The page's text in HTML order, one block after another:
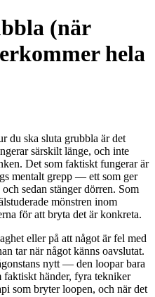
(när
hela
du ska sluta grubbla är det
särskilt länge, och inte
Det som faktiskt fungerar är
mentalt grepp — ett som ger
sedan stänger dörren. Som
mönstren inom
för att bryta det är konkreta.
eller på att något är fel med
tar när något känns oavslutat.
nytt — den loopar bara
händer, fyra tekniker
som bryter loopen, och när det